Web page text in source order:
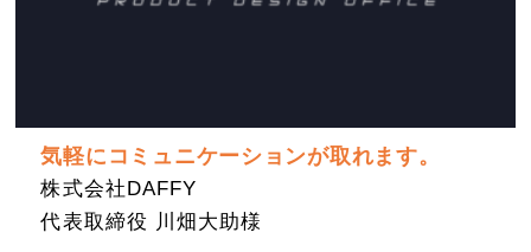
気軽にコミュニケーションが取れます。
株式会社DAFFY
代表取締役 川畑大助様